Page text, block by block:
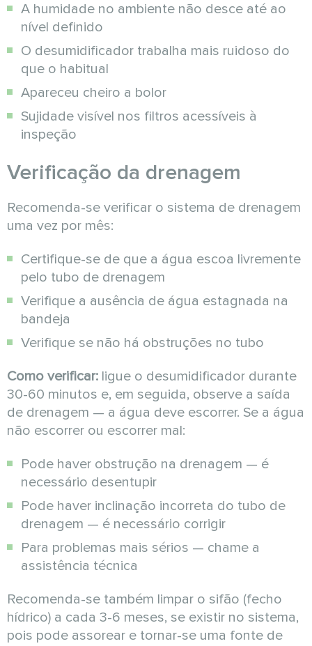
A humidade no ambiente não desce até ao
nível definido
O desumidificador trabalha mais ruidoso do
que o habitual
Apareceu cheiro a bolor
Sujidade visível nos filtros acessíveis à
inspeção
Verificação da drenagem
Recomenda-se verificar o sistema de drenagem
uma vez por mês:
Certifique-se de que a água escoa livremente
pelo tubo de drenagem
Verifique a ausência de água estagnada na
bandeja
Verifique se não há obstruções no tubo
Como verificar: ligue o desumidificador durante
30-60 minutos e, em seguida, observe a saída
de drenagem — a água deve escorrer. Se a água
não escorrer ou escorrer mal:
Pode haver obstrução na drenagem — é
necessário desentupir
Pode haver inclinação incorreta do tubo de
drenagem — é necessário corrigir
Para problemas mais sérios — chame a
assistência técnica
Recomenda-se também limpar o sifão (fecho
hídrico) a cada 3-6 meses, se existir no sistema,
pois pode assorear e tornar-se uma fonte de